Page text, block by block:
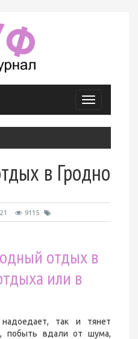
Меню
в Гродно
9115
отдых в
или в
надоедает, так и тянет
побыть вдали от шума,